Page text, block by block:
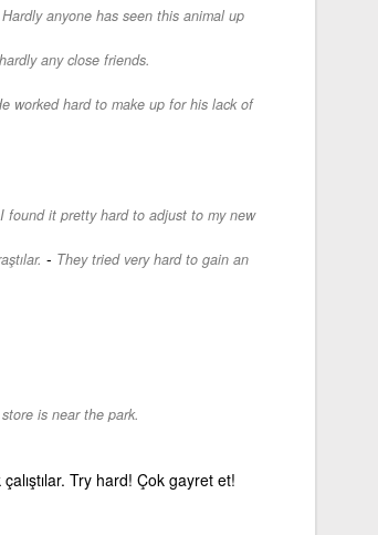
Hardly anyone has seen this animal up
any close friends.
worked hard to make up for his lack of
I found it pretty hard to adjust to my new
- They tried very hard to gain an
is near the park.
Try hard! Çok gayret et!